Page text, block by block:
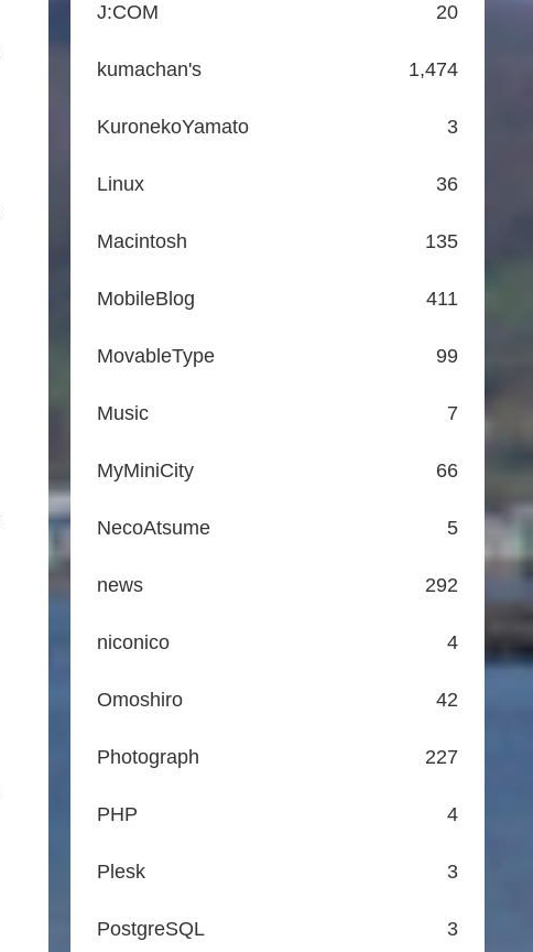
J:COM 20
kumachan's 1,474
KuronekoYamato 3
Linux 36
Macintosh 135
MobileBlog 411
MovableType 99
Music 7
MyMiniCity 66
NecoAtsume 5
news 292
niconico 4
Omoshiro 42
Photograph 227
PHP 4
Plesk 3
PostgreSQL 3